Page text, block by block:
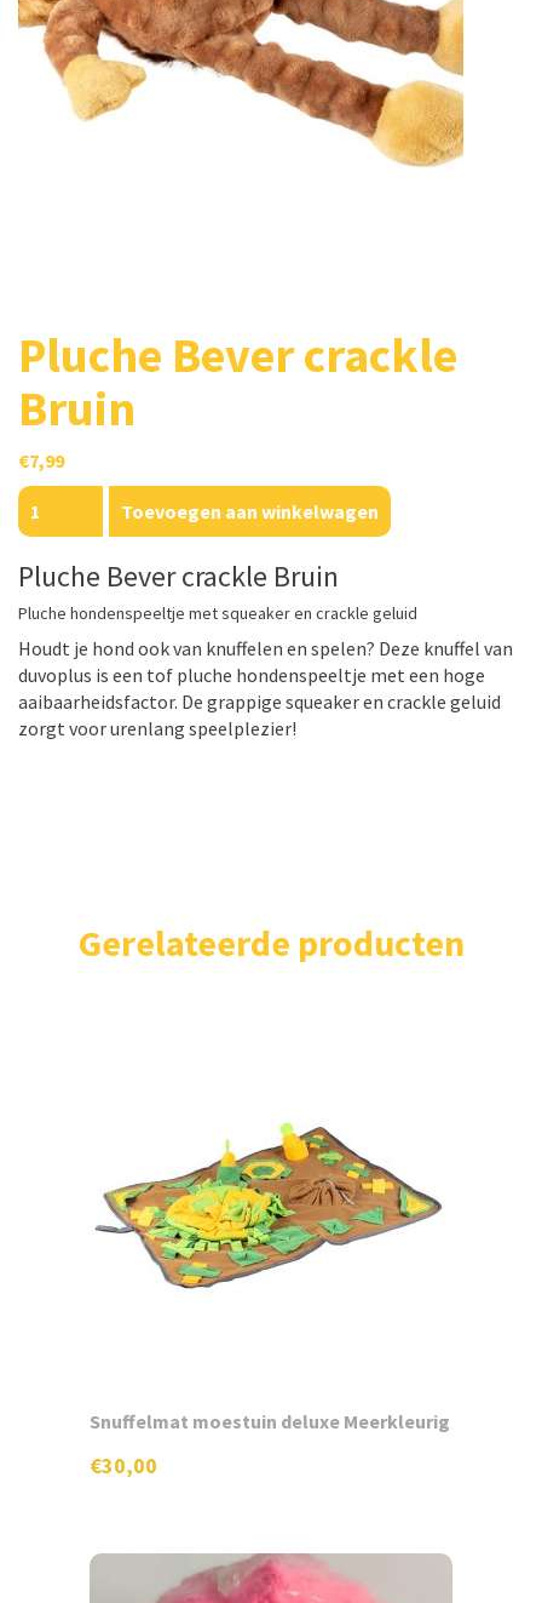
Home
Pluche Bever crackle
Bruin
€7,99
Pluche
Bever
Bruin
aantal
Toevoegen aan winkelwagen
Pluche Bever crackle Bruin
Pluche hondenspeeltje met squeaker en crackle geluid
Houdt je hond ook van knuffelen en spelen? Deze knuffel van
duvoplus is een tof pluche hondenspeeltje met een hoge
aaibaarheidsfactor. De grappige squeaker en crackle geluid
zorgt voor urenlang speelplezier!
Gerelateerde producten
Snuffelmat moestuin deluxe Meerkleurig
€30,00